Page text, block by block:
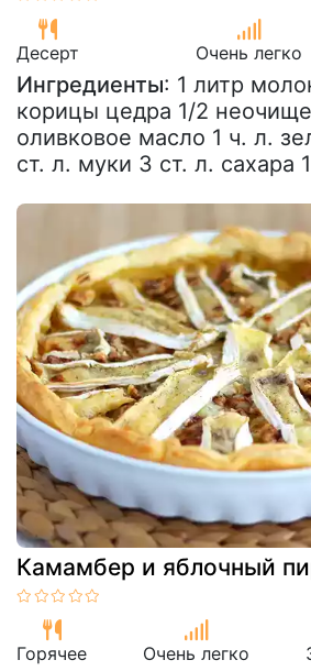
Десерт Очень легко
Ингредиенты: 1 литр
корицы цедра 1/2
оливковое масло 1 ч. л.
ст. л. муки 3 ст. л. сахара
Камамбер и яблочный
Горячее Очень легко